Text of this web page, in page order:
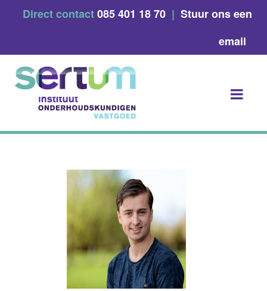
Direct contact085 401 18 70 | Stuur ons een
email